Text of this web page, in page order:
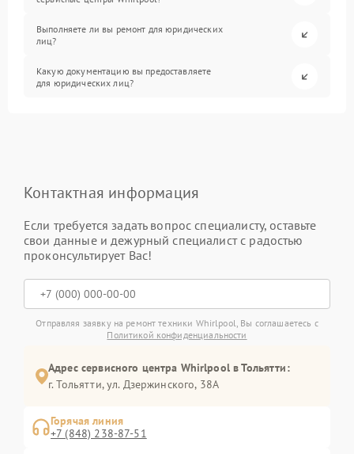
Выполняете ли вы ремонт для юридических
лиц?
Какую документацию вы предоставляете
для юридических лиц?
Контактная информация
Если требуется задать вопрос специалисту, оставьте
свои данные и дежурный специалист с радостью
проконсультирует Вас!
Отправляя заявку на ремонт техники Whirlpool, Вы соглашаетесь с
Политикой конфиденциальности
Адрес сервисного центра Whirlpool в Тольятти:
г. Тольятти, ул. Дзержинского, 38А
Горячая линия
+7 (848) 238-87-51